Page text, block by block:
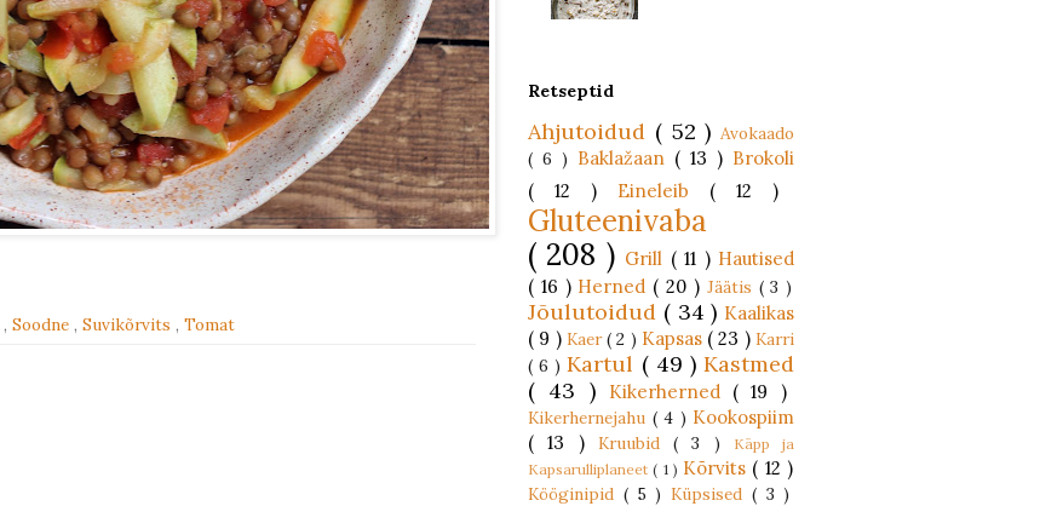
, Soodne , Suvikõrvits , Tomat
Retseptid
Ahjutoidud ( 52 ) Avokaado
( 6 ) Baklažaan ( 13 ) Brokoli
( 12 ) Eineleib ( 12 )
Gluteenivaba
( 208 ) Grill ( 11 ) Hautised
( 16 ) Herned ( 20 ) Jäätis ( 3 )
Jõulutoidud ( 34 ) Kaalikas
( 9 ) Kaer( 2 ) Kapsas ( 23 )Karri
( 6 )Kartul ( 49 )Kastmed
( 43 )
Kikerherned ( 19 )
Kikerhernejahu ( 4 ) Kookospiim
( 13 ) Kruubid ( 3 )
Käpp ja
Kapsarulliplaneet( 1 ) Kõrvits ( 12 )
Kööginipid ( 5 ) Küpsised ( 3 )